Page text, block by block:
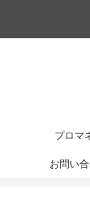
プロマ
お問い